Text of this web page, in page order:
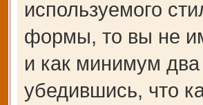
используемого
формы, то вы не
и как минимум два
убедившись, что